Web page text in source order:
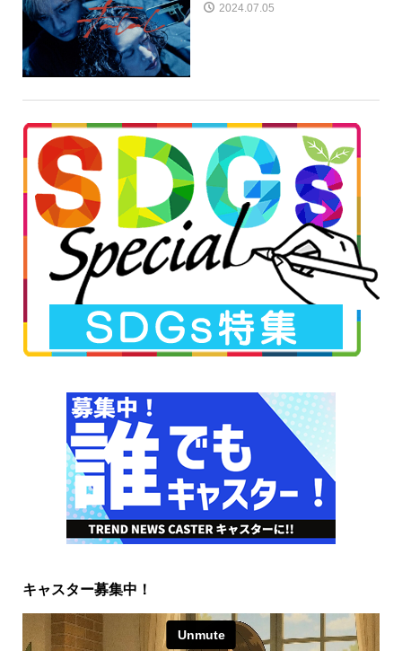
2024.07.05
キャスター募集中！